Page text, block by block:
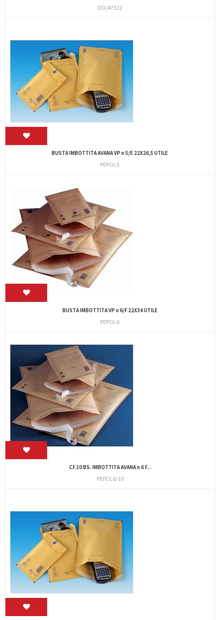
OD/47512
BUSTA IMBOTTITA AVANA VP n 5/E 22X26,5 UTILE
PEPOL5
BUSTA IMBOTTITA VP n 6/F 22X34 UTILE
PEPOL6
CF.10 BS. IMBOTTITA AVANA n 6 F...
PEPOL6/10